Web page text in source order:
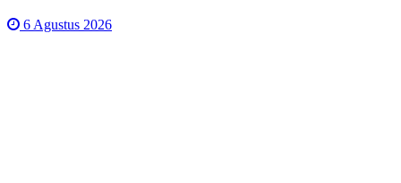
6 Agustus 2026